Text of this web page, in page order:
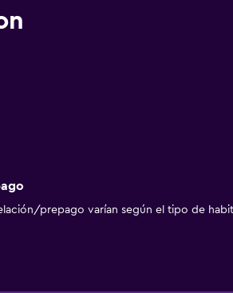
prepago varían según el tipo de